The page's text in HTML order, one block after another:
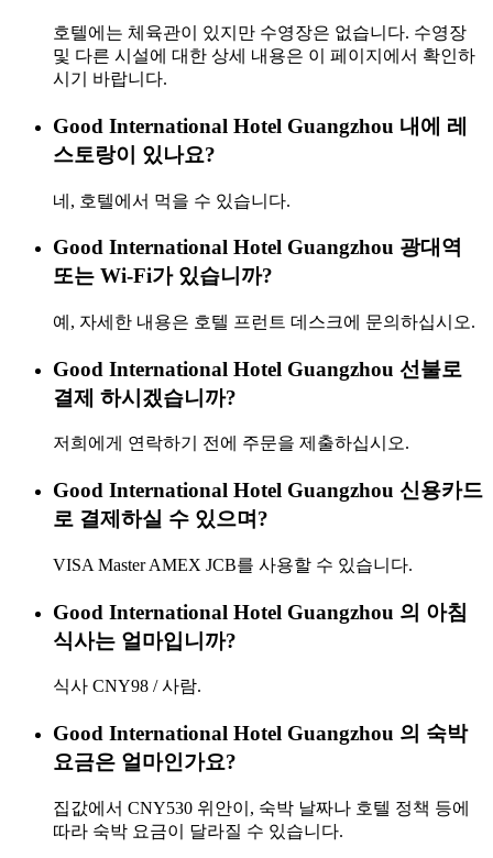
호텔에는 체육관이 있지만 수영장은 없습니다. 수영장
및 다른 시설에 대한 상세 내용은 이 페이지에서 확인하
시기 바랍니다.
Good International Hotel Guangzhou 내에 레
스토랑이 있나요?
네, 호텔에서 먹을 수 있습니다.
Good International Hotel Guangzhou 광대역
또는 Wi-Fi가 있습니까?
예, 자세한 내용은 호텔 프런트 데스크에 문의하십시오.
Good International Hotel Guangzhou 선불로
결제 하시겠습니까?
저희에게 연락하기 전에 주문을 제출하십시오.
Good International Hotel Guangzhou 신용카드
로 결제하실 수 있으며?
VISA Master AMEX JCB를 사용할 수 있습니다.
Good International Hotel Guangzhou 의 아침
식사는 얼마입니까?
식사 CNY98 / 사람.
Good International Hotel Guangzhou 의 숙박
요금은 얼마인가요?
집값에서 CNY530 위안이, 숙박 날짜나 호텔 정책 등에
따라 숙박 요금이 달라질 수 있습니다.